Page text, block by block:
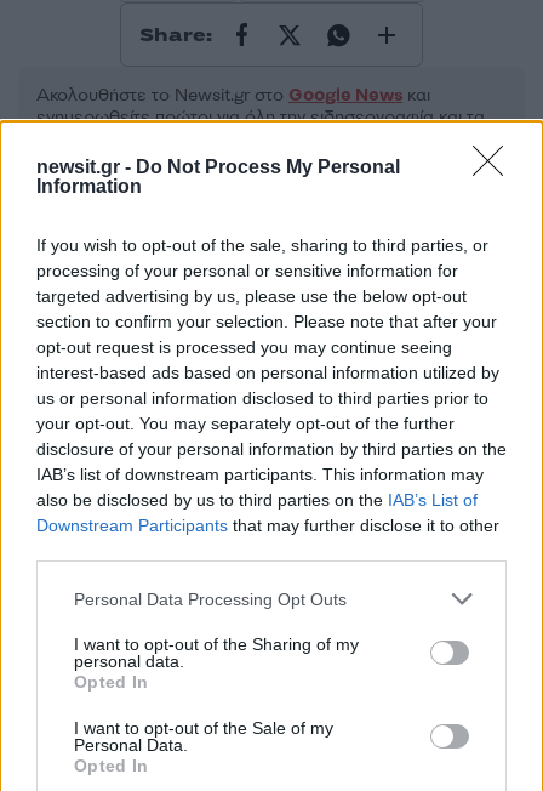
newsit.gr - Do Not Process My Personal
Information
If you wish to opt-out of the sale, sharing to third parties, or
processing of your personal or sensitive information for
targeted advertising by us, please use the below opt-out
section to confirm your selection. Please note that after your
opt-out request is processed you may continue seeing
interest-based ads based on personal information utilized by
us or personal information disclosed to third parties prior to
your opt-out. You may separately opt-out of the further
disclosure of your personal information by third parties on the
IAB’s list of downstream participants. This information may
also be disclosed by us to third parties on the IAB’s List of
Downstream Participants that may further disclose it to other
Please note that this website/app uses one or more Google
not limited to your visit or usage behaviour. You may click to
grant or deny consent to Google and its third-party tags to
use your data for below specified purposes in below Google
consent section.
Personal Data Processing Opt Outs
I want to opt-out of the Sharing of my
personal data.
Opted In
I want to opt-out of the Sale of my
Personal Data.
Opted In
Share:
Ακολουθήστε το Νewsit.gr στο Google News και
ενημερωθείτε πρώτοι για όλη την ειδησεογραφία και τα
Πιο δημοφιλή
1 Σοκαριστική υπόθεση στην Κρήτη:
Τουρίστας ρωτούσε πόσο να πληρώσει για
να ασελγήσει σε 10χρονο κορίτσι - Το παιδί
καθόταν αμέριμνο σε αυλή επιχείρησης
2Δεν ήταν μόνο η ταχύτητα που οδήγησε
στο τροχαίο στις Σέρρες με νεκρούς μητέρα
και γιο - «Ίσως κάτι απέσπασε την προσοχή
του οδηγού» λέει πραγματογνώμονας
3
of Light»
Ανησυχία από το ξέσπασμα του ιού του
Δυτικού Νείλου με κρούσματα στην Αττική
- «Καμπανάκι» από τον Ιατρικό Σύλλογο
Αθηνών για την προστασία της δημόσιας
υγείας
Ryanair: «Ένα κομμάτι του προσώπου του
ήταν σαν πλαστελίνη», συγκλονίζει η